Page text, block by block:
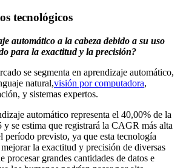
tecnológicos
automático a la cabeza debido a su uso
para la exactitud y la precisión?
se segmenta en aprendizaje automático,
natural,visión por computadora,
y sistemas expertos.
automático representa el 40,00% de la
se estima que registrará la CAGR más alta
período previsto, ya que esta tecnología
la exactitud y precisión de diversas
procesar grandes cantidades de datos e